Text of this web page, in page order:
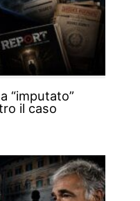
“imputato”
il caso